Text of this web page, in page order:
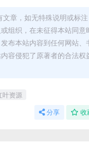
文章，如无特殊说明或标
组织，在未征得本站同意
布本站内容到任何网站、
容侵犯了原著者的合法权
叶资源
分享 收